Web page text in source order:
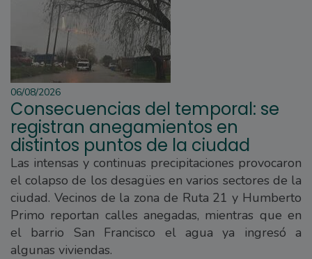
06/08/2026
Consecuencias del temporal: se
registran anegamientos en
distintos puntos de la ciudad
Las intensas y continuas precipitaciones provocaron
el colapso de los desagües en varios sectores de la
ciudad. Vecinos de la zona de Ruta 21 y Humberto
Primo reportan calles anegadas, mientras que en
el barrio San Francisco el agua ya ingresó a
algunas viviendas.